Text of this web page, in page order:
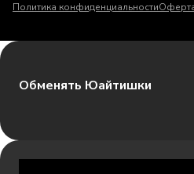
Политика конфиденциальности
Обменять Юайтишки